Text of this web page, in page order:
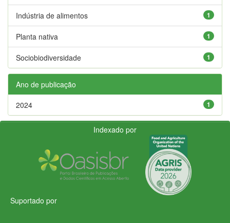
1
Indústria de alimentos
1
Planta nativa
1
Sociobiodiversidade
Ano de publicação
1
2024
Indexado por
Suportado por